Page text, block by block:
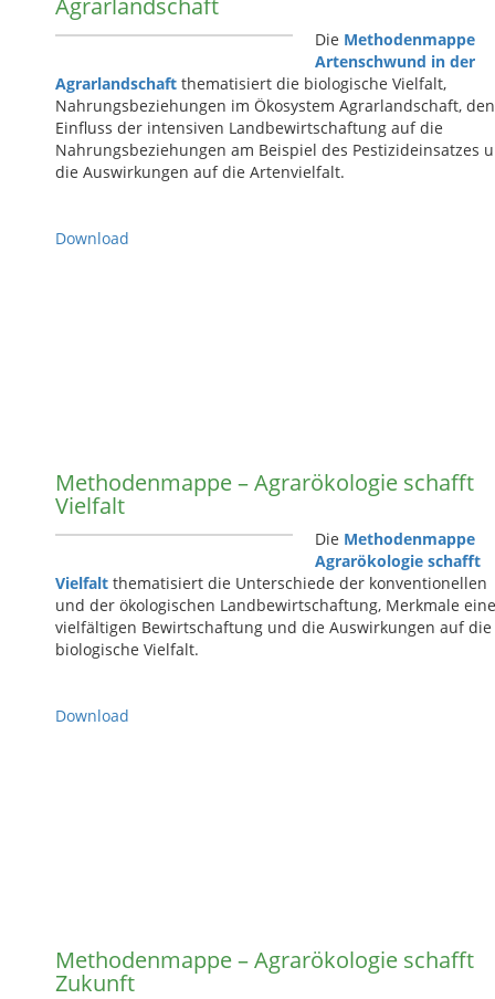
Agrarlandschaft
Die Methodenmappe
Artenschwund in der
Agrarlandschaft thematisiert die biologische Vielfalt,
Nahrungsbeziehungen im Ökosystem Agrarlandschaft, den
Einfluss der intensiven Landbewirtschaftung auf die
Nahrungsbeziehungen am Beispiel des Pestizideinsatzes
die Auswirkungen auf die Artenvielfalt.
Download
Methodenmappe – Agrarökologie schafft
Vielfalt
Die Methodenmappe
Agrarökologie schafft
Vielfalt thematisiert die Unterschiede der konventionellen
und der ökologischen Landbewirtschaftung, Merkmale
vielfältigen Bewirtschaftung und die Auswirkungen auf die
biologische Vielfalt.
Download
Methodenmappe – Agrarökologie schafft
Zukunft